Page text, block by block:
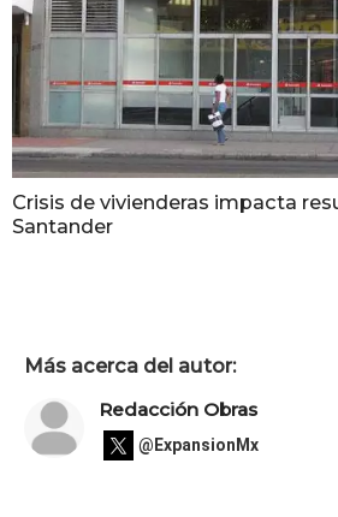
Crisis de vivienderas impacta
Santander
Más acerca del autor:
Redacción Obras
@ExpansionMx